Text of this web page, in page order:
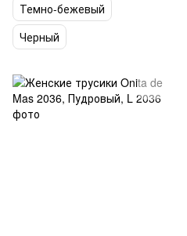
Темно-бежевый
Черный